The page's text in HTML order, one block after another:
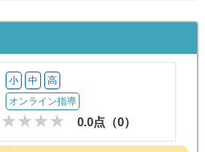
小 中 高
オンライン指導
0.0点（0）